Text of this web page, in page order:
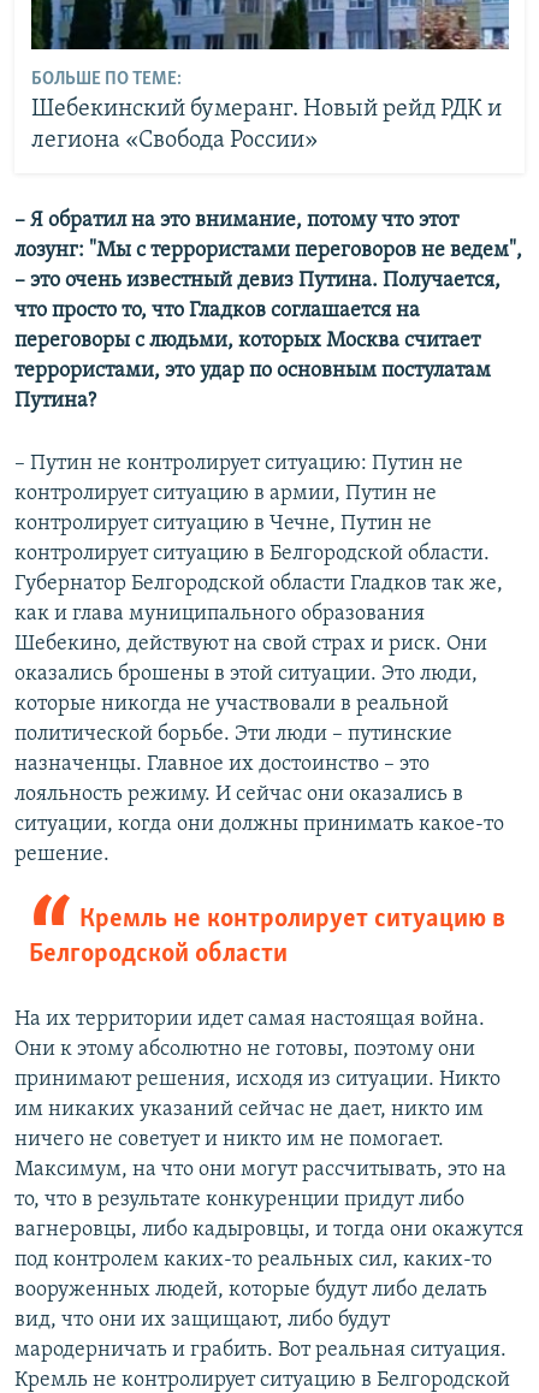
БОЛЬШЕ ПО ТЕМЕ:
Шебекинский бумеранг. Новый рейд РДК и
легиона «Свобода России»
– Я обратил на это внимание, потому что этот
лозунг: "Мы с террористами переговоров не ведем",
– это очень известный девиз Путина. Получается,
что просто то, что Гладков соглашается на
переговоры с людьми, которых Москва считает
террористами, это удар по основным постулатам
Путина?
– Путин не контролирует ситуацию: Путин не
контролирует ситуацию в армии, Путин не
контролирует ситуацию в Чечне, Путин не
контролирует ситуацию в Белгородской области.
Губернатор Белгородской области Гладков так же,
как и глава муниципального образования
Шебекино, действуют на свой страх и риск. Они
оказались брошены в этой ситуации. Это люди,
которые никогда не участвовали в реальной
политической борьбе. Эти люди – путинские
назначенцы. Главное их достоинство – это
лояльность режиму. И сейчас они оказались в
ситуации, когда они должны принимать какое-то
решение.
Кремль не контролирует ситуацию в
Белгородской области
На их территории идет самая настоящая война.
Они к этому абсолютно не готовы, поэтому они
принимают решения, исходя из ситуации. Никто
им никаких указаний сейчас не дает, никто им
ничего не советует и никто им не помогает.
Максимум, на что они могут рассчитывать, это на
то, что в результате конкуренции придут либо
вагнеровцы, либо кадыровцы, и тогда они окажутся
под контролем каких-то реальных сил, каких-то
вооруженных людей, которые будут либо делать
вид, что они их защищают, либо будут
мародерничать и грабить. Вот реальная ситуация.
Кремль не контролирует ситуацию в Белгородской